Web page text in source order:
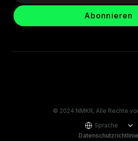
© 2024 NMKR, Alle Rechte
Sprache
Datenschutzrichtlinie